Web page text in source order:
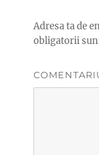
Adresa ta de
obligatorii